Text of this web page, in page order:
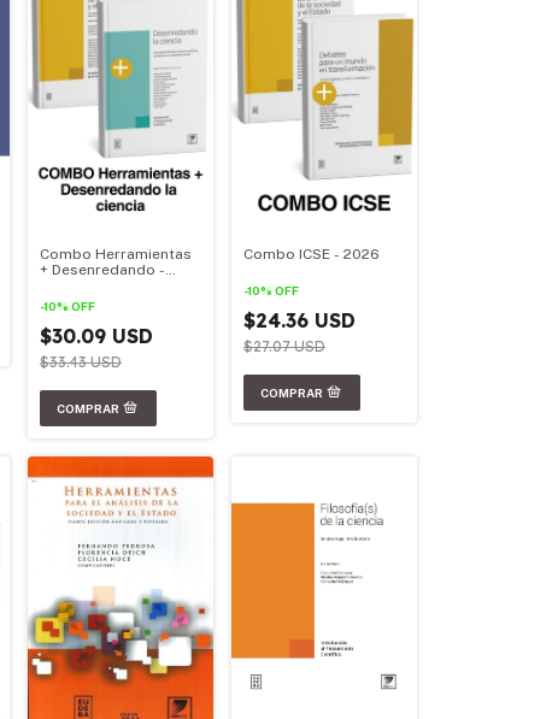
Combo Herramientas
+ Desenredando -
-10% OFF
$30.09 USD
$33.43 USD
Combo ICSE - 2026
-10% OFF
$24.36 USD
$27.07 USD